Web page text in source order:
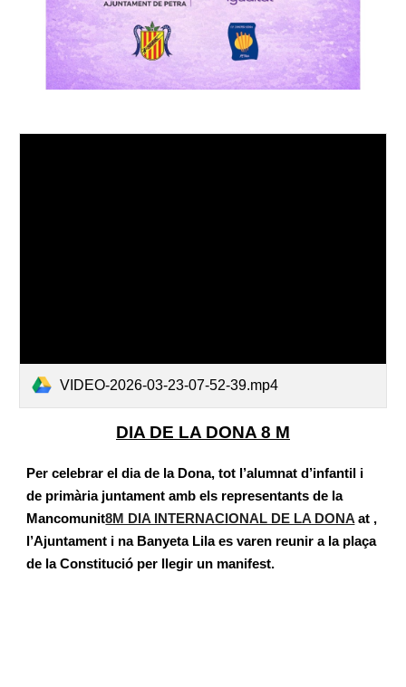
VIDEO-2026-03-23-07-52-39.mp4
DIA DE LA DONA 8 M
Per celebrar el dia de la Dona, tot l’alumnat d’infantil i
de primària juntament amb els representants de la
Mancomunit8M DIA INTERNACIONAL DE LA DONA at ,
l’Ajuntament i na Banyeta Lila es varen reunir a la plaça
de la Constitució per llegir un manifest.